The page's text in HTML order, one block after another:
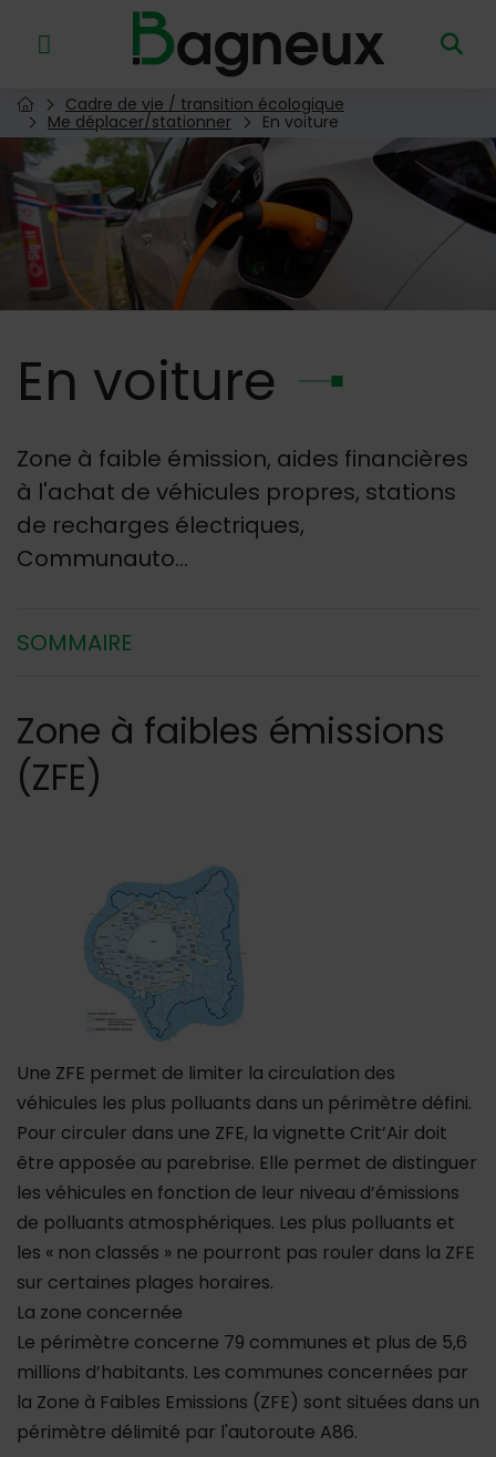
Menu de raccourcis
Retour à l'accueil
Page d'accueil du site
Cadre de vie / transition écologique
Me déplacer/stationner
En voiture
En voiture
Zone à faible émission, aides financières
à l'achat de véhicules propres, stations
de recharges électriques,
Communauto...
SOMMAIRE
Zone à faibles émissions
(ZFE)
Une ZFE permet de limiter la circulation des
véhicules les plus polluants dans un périmètre défini.
Pour circuler dans une ZFE, la vignette Crit’Air doit
être apposée au parebrise. Elle permet de distinguer
les véhicules en fonction de leur niveau d’émissions
de polluants atmosphériques. Les plus polluants et
les « non classés » ne pourront pas rouler dans la ZFE
sur certaines plages horaires.
La zone concernée
Le périmètre concerne 79 communes et plus de 5,6
millions d’habitants. Les communes concernées par
la Zone à Faibles Emissions (ZFE) sont situées dans un
périmètre délimité par l'autoroute A86.